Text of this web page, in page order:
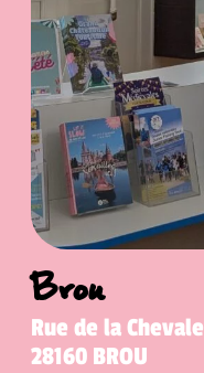
Brou
Rue de la
28160 BROU